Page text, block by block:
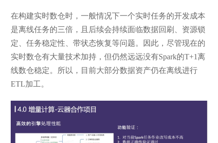
在构建实时数仓时，一般情况下一个实时任务的开发成本
是离线任务的三倍，且后续会持续面临数据回刷、资源锁
定、任务稳定性、带状态恢复等问题。因此，尽管现在的
实时数仓有大量技术加持，但仍然远远没有Spark的T+1离
线数仓稳定。所以，目前大部分数据资产仍在离线进行
ETL加工。